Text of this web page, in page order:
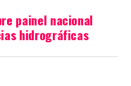
painel nacional
hidrográficas